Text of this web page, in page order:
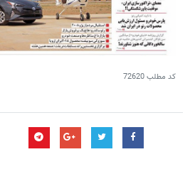
کد مطلب72620